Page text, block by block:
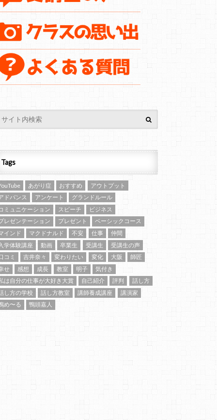
Tags
あがり症 おすすめ
アウトプット
ドバンス
アンケート
グランドルール
ミュニケーション
スピーチ
ビジネス
レゼンテーション
プレゼント
ベーシックコース
インド
マクドナルド 不安 仕事
仲間
学体験講座
動画 卒業生 受講生
受講生の声
コミ
吉井奈々 変わりたい 変化 大阪
師匠
せ
感想 成長 教室 明子
気付き
は自分の仕事が大好き大賞
自己紹介 評判
話し方
し方の学校
話し方教室 講師養成講座
講演家
め〜る
鴨頭嘉人